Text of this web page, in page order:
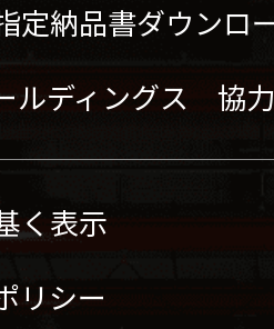
定納品書ダウンロ
ルディングス 協
く表示
リシー